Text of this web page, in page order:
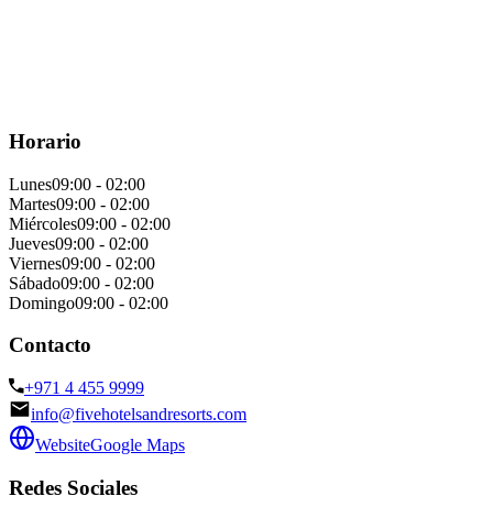
Horario
Lunes09:00 - 02:00
Martes09:00 - 02:00
Miércoles09:00 - 02:00
Jueves09:00 - 02:00
Viernes09:00 - 02:00
Sábado09:00 - 02:00
Domingo09:00 - 02:00
Contacto
+971 4 455 9999
info@fivehotelsandresorts.com
WebsiteGoogle Maps
Redes Sociales